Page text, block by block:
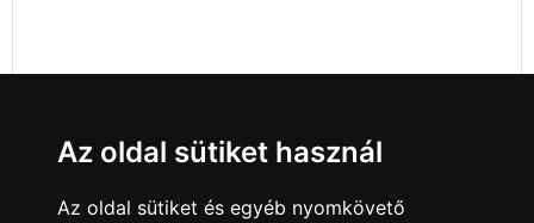
Az oldal sütiket használ
Az oldal sütiket és egyéb nyomkövető